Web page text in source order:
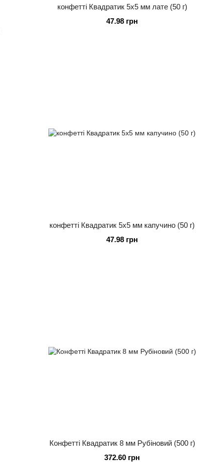
конфетті Квадратик 5х5 мм лате (50 г)
47.98 грн
конфетті Квадратик 5х5 мм капучино (50 г)
47.98 грн
Конфетті Квадратик 8 мм Рубіновий (500 г)
372.60 грн